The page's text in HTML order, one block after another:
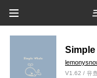
V1.62 / 유